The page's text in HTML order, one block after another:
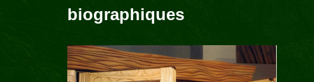
biographiques